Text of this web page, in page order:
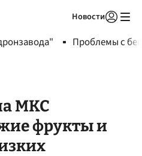
Новости
Проблемы с
МКС
фрукты и